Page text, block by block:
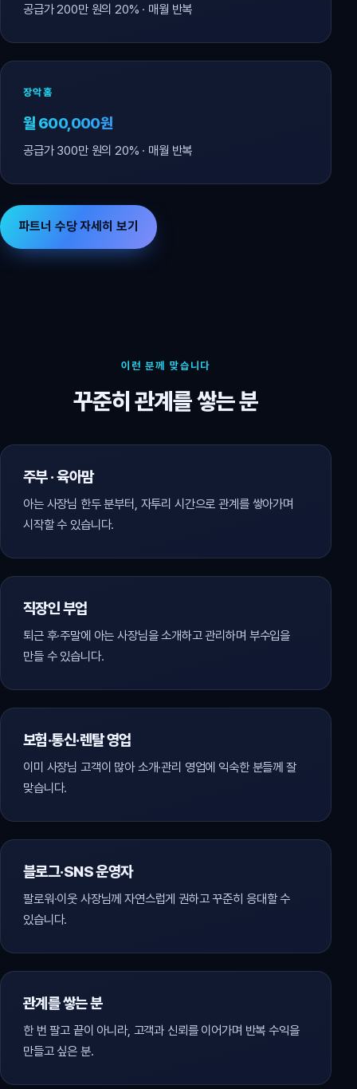
공급가 200만 원의 20% · 매월 반복
장악홈
월 600,000원
공급가 300만 원의 20% · 매월 반복
파트너 수당 자세히 보기
이런 분께 맞습니다
꾸준히 관계를 쌓는 분
주부 · 육아맘
아는 사장님 한두 분부터, 자투리 시간으로 관계를 쌓아가며
시작할 수 있습니다.
직장인 부업
퇴근 후·주말에 아는 사장님을 소개하고 관리하며 부수입을
만들 수 있습니다.
보험·통신·렌탈 영업
이미 사장님 고객이 많아 소개·관리 영업에 익숙한 분들께 잘
맞습니다.
블로그·SNS 운영자
팔로워·이웃 사장님께 자연스럽게 권하고 꾸준히 응대할 수
있습니다.
관계를 쌓는 분
한 번 팔고 끝이 아니라, 고객과 신뢰를 이어가며 반복 수익을
만들고 싶은 분.